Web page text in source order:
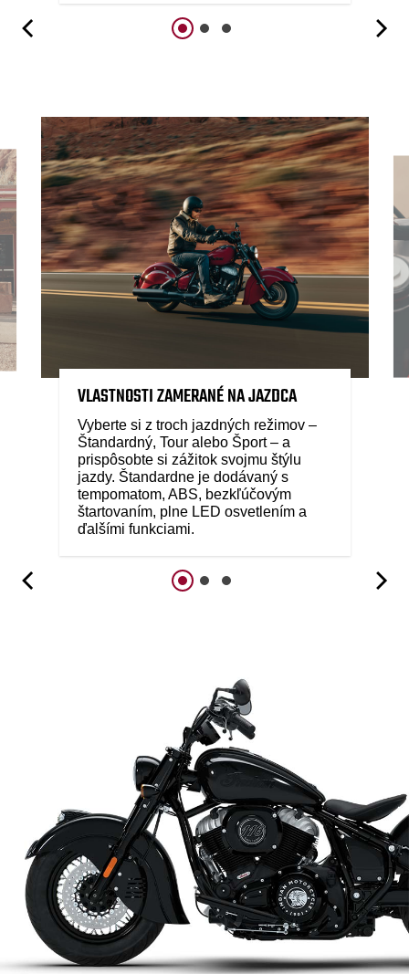
VLASTNOSTI ZAMERANÉ NA JAZDCA
Vyberte si z troch jazdných režimov –
Štandardný, Tour alebo Šport – a
prispôsobte si zážitok svojmu štýlu
jazdy. Štandardne je dodávaný s
tempomatom, ABS, bezkľúčovým
štartovaním, plne LED osvetlením a
ďalšími funkciami.